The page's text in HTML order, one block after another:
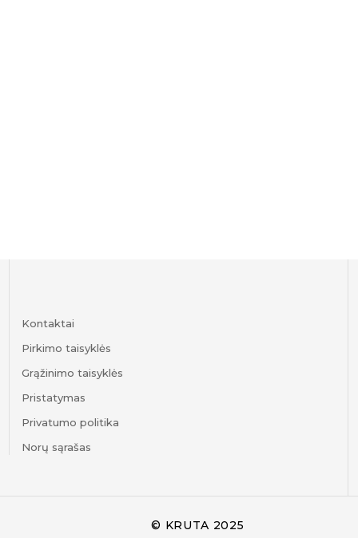
Kontaktai
Pirkimo taisyklės
Grąžinimo taisyklės
Pristatymas
Privatumo politika
Norų sąrašas
© KRUTA 2025